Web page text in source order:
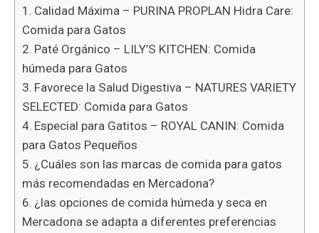
Calidad Máxima – PURINA PROPLAN Hidra Care:
Comida para Gatos
Paté Orgánico – LILY’S KITCHEN: Comida
húmeda para Gatos
Favorece la Salud Digestiva – NATURES VARIETY
SELECTED: Comida para Gatos
Especial para Gatitos – ROYAL CANIN: Comida
para Gatos Pequeños
¿Cuáles son las marcas de comida para gatos
más recomendadas en Mercadona?
¿las opciones de comida húmeda y seca en
Mercadona se adapta a diferentes preferencias